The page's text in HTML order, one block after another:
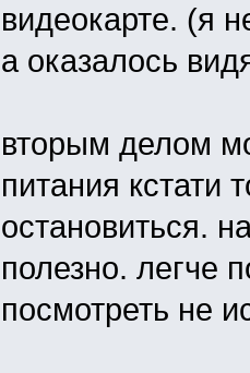
видеокарте. (я
а оказалось
вторым делом
питания кстати
остановиться.
полезно. легче
посмотреть не